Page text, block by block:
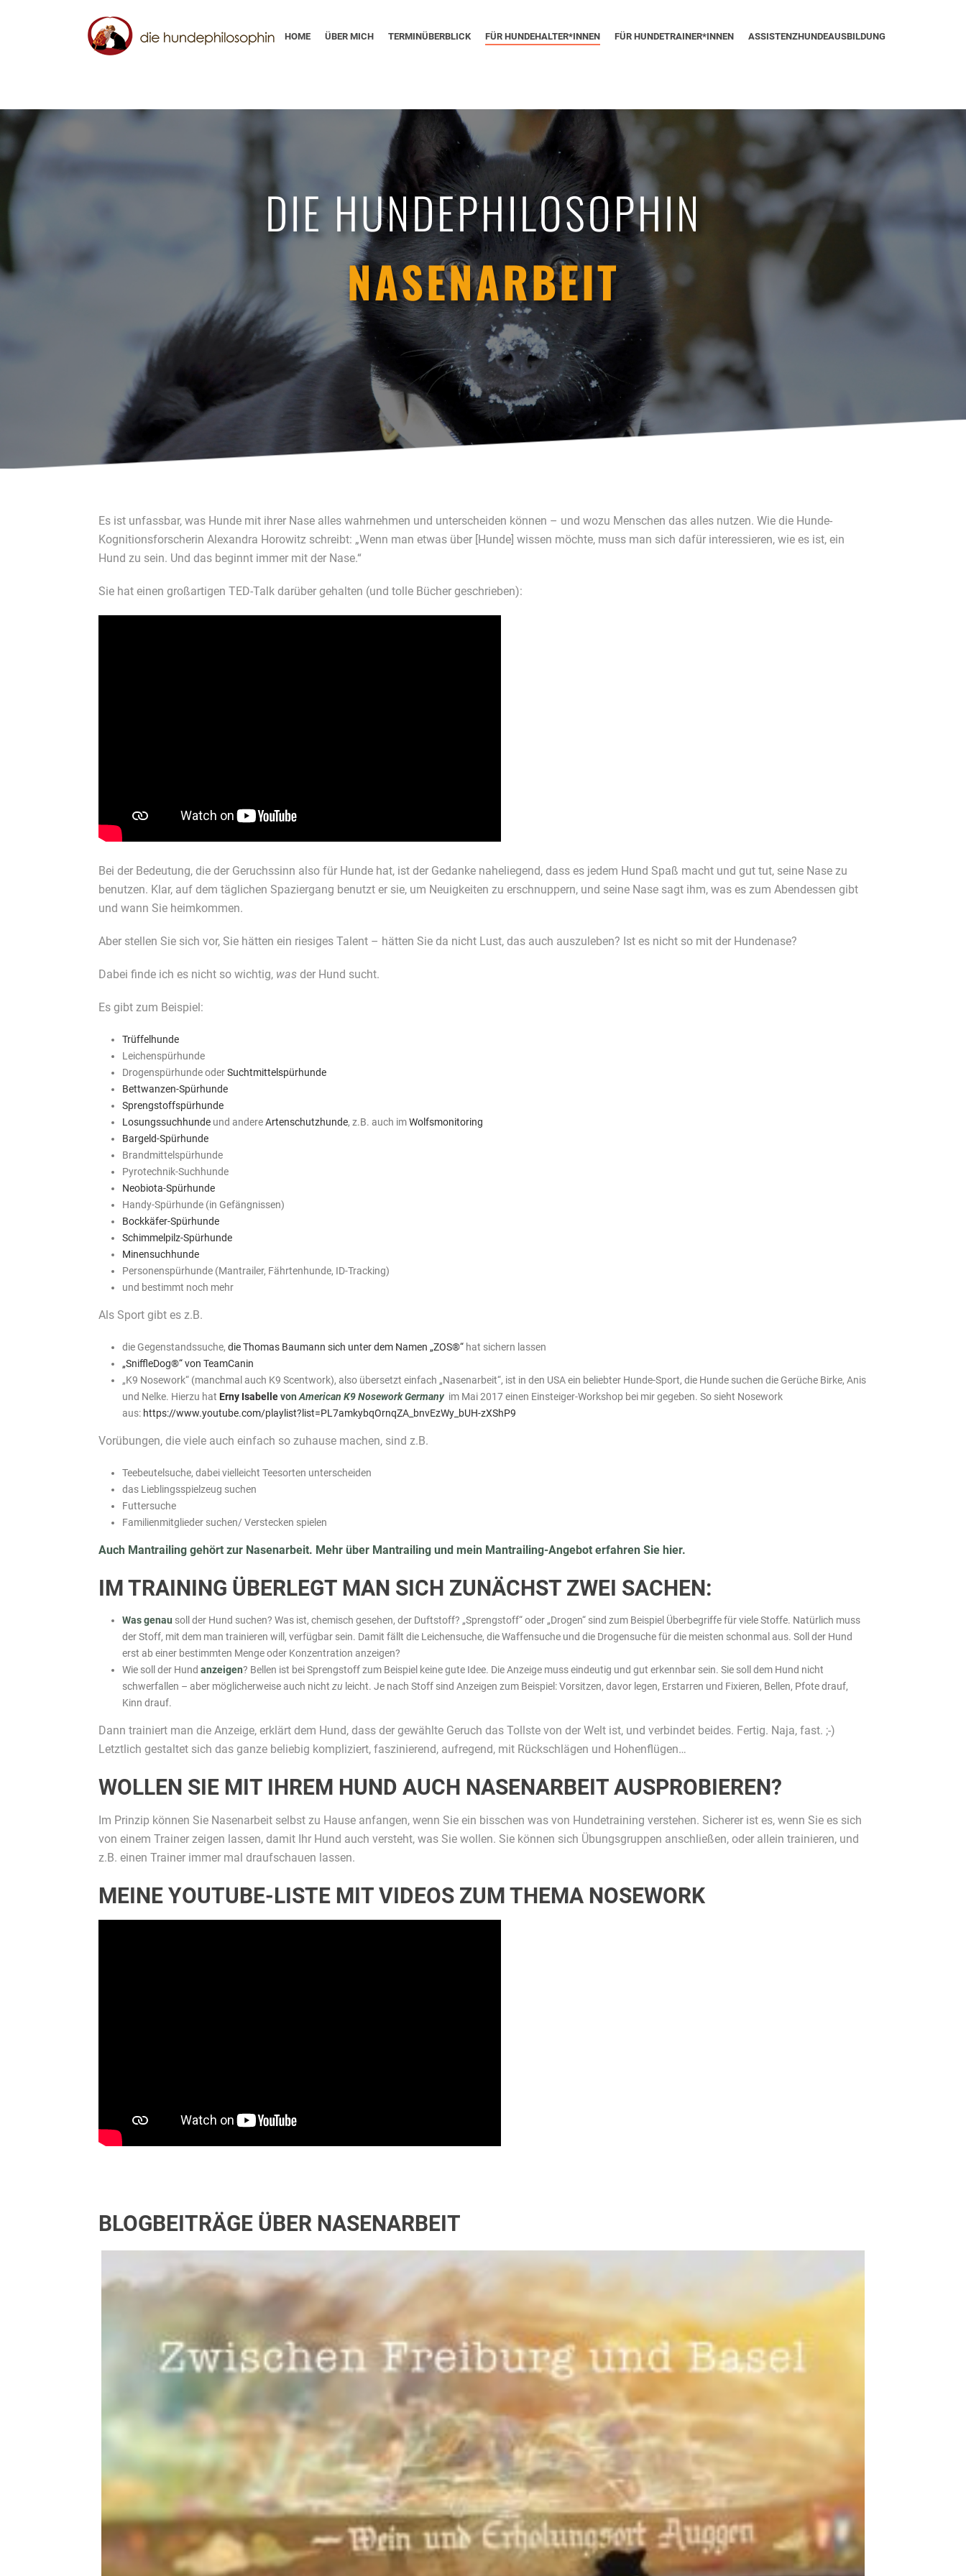
HOME ÜBER MICH TERMINÜBERBLICK FÜR HUNDEHALTER*INNEN FÜR HUNDETRAINER*INNEN ASSISTENZHUNDEAUSBILDUNG
DIE HUNDEPHILOSOPHIN
NASENARBEIT
Es ist unfassbar, was Hunde mit ihrer Nase alles wahrnehmen und unterscheiden können – und wozu Menschen das alles nutzen. Wie die Hunde-
Kognitionsforscherin Alexandra Horowitz schreibt: „Wenn man etwas über [Hunde] wissen möchte, muss man sich dafür interessieren, wie es ist, ein
Hund zu sein. Und das beginnt immer mit der Nase.“
Sie hat einen großartigen TED-Talk darüber gehalten (und tolle Bücher geschrieben):
Bei der Bedeutung, die der Geruchssinn also für Hunde hat, ist der Gedanke naheliegend, dass es jedem Hund Spaß macht und gut tut, seine Nase zu
benutzen. Klar, auf dem täglichen Spaziergang benutzt er sie, um Neuigkeiten zu erschnuppern, und seine Nase sagt ihm, was es zum Abendessen gibt
und wann Sie heimkommen.
Aber stellen Sie sich vor, Sie hätten ein riesiges Talent – hätten Sie da nicht Lust, das auch auszuleben? Ist es nicht so mit der Hundenase?
Dabei finde ich es nicht so wichtig, was der Hund sucht.
Es gibt zum Beispiel:
Trüffelhunde
Leichenspürhunde
Drogenspürhunde oderSuchtmittelspürhunde
Bettwanzen-Spürhunde
Sprengstoffspürhunde
Losungssuchhundeund andereArtenschutzhunde, z.B. auch imWolfsmonitoring
Bargeld-Spürhunde
Brandmittelspürhunde
Pyrotechnik-Suchhunde
Neobiota-Spürhunde
Handy-Spürhunde (in Gefängnissen)
Bockkäfer-Spürhunde
Schimmelpilz-Spürhunde
Minensuchhunde
Personenspürhunde (Mantrailer, Fährtenhunde, ID-Tracking)
und bestimmt noch mehr
Als Sport gibt es z.B.
die Gegenstandssuche, die Thomas Baumann sich unter dem Namen „ZOS®“ hat sichern lassen
„SniffleDog®“ von TeamCanin
„K9 Nosework“ (manchmal auch K9 Scentwork), also übersetzt einfach „Nasenarbeit“, ist in den USA ein beliebter Hunde-Sport, die Hunde suchen die Gerüche Birke, Anis
und Nelke. Hierzu hat Erny Isabellevon American K9 Nosework Germany im Mai 2017 einen Einsteiger-Workshop bei mir gegeben. So sieht Nosework
aus: https://www.youtube.com/playlist?list=PL7amkybqOrnqZA_bnvEzWy_bUH-zXShP9
Vorübungen, die viele auch einfach so zuhause machen, sind z.B.
Teebeutelsuche, dabei vielleicht Teesorten unterscheiden
das Lieblingsspielzeug suchen
Futtersuche
Familienmitglieder suchen/ Verstecken spielen
Auch Mantrailing gehört zur Nasenarbeit. Mehr über Mantrailing und mein Mantrailing-Angebot erfahren Sie hier.
IM TRAINING ÜBERLEGT MAN SICH ZUNÄCHST ZWEI SACHEN:
Was genau soll der Hund suchen? Was ist, chemisch gesehen, der Duftstoff? „Sprengstoff“ oder „Drogen“ sind zum Beispiel Überbegriffe für viele Stoffe. Natürlich muss
der Stoff, mit dem man trainieren will, verfügbar sein. Damit fällt die Leichensuche, die Waffensuche und die Drogensuche für die meisten schonmal aus. Soll der Hund
erst ab einer bestimmten Menge oder Konzentration anzeigen?
Wie soll der Hund anzeigen? Bellen ist bei Sprengstoff zum Beispiel keine gute Idee. Die Anzeige muss eindeutig und gut erkennbar sein. Sie soll dem Hund nicht
schwerfallen – aber möglicherweise auch nicht zu leicht. Je nach Stoff sind Anzeigen zum Beispiel: Vorsitzen, davor legen, Erstarren und Fixieren, Bellen, Pfote drauf,
Kinn drauf.
Dann trainiert man die Anzeige, erklärt dem Hund, dass der gewählte Geruch das Tollste von der Welt ist, und verbindet beides. Fertig. Naja, fast. ;-)
Letztlich gestaltet sich das ganze beliebig kompliziert, faszinierend, aufregend, mit Rückschlägen und Hohenflügen…
WOLLEN SIE MIT IHREM HUND AUCH NASENARBEIT AUSPROBIEREN?
Im Prinzip können Sie Nasenarbeit selbst zu Hause anfangen, wenn Sie ein bisschen was von Hundetraining verstehen. Sicherer ist es, wenn Sie es sich
von einem Trainer zeigen lassen, damit Ihr Hund auch versteht, was Sie wollen. Sie können sich Übungsgruppen anschließen, oder allein trainieren, und
z.B. einen Trainer immer mal draufschauen lassen.
MEINE YOUTUBE-LISTE MIT VIDEOS ZUM THEMA NOSEWORK
BLOGBEITRÄGE ÜBER NASENARBEIT